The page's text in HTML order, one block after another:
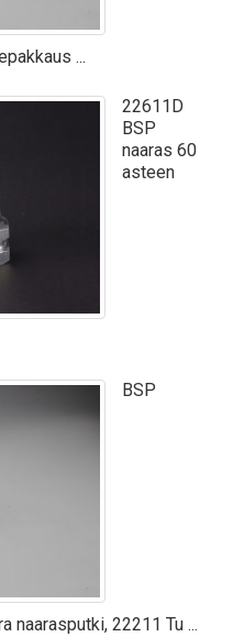
...
22611D
BSP
naaras 60
asteen
BSP
naarasputki, 22211 Tu ...